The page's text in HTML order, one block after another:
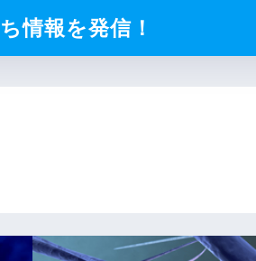
情報を発信！